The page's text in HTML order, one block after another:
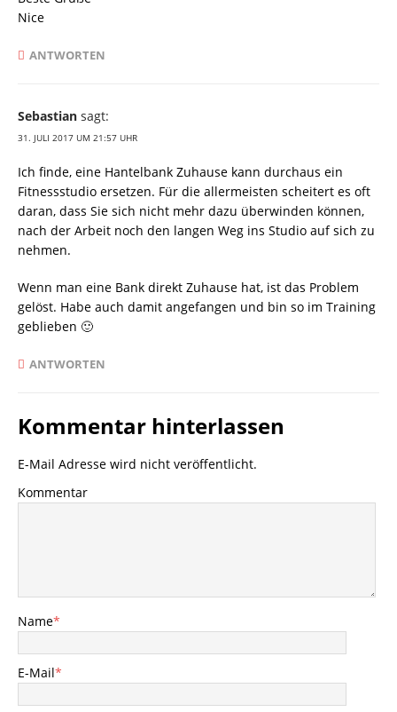
Nice
ANTWORTEN
Sebastian sagt:
31. JULI 2017 UM 21:57 UHR
Ich finde, eine Hantelbank Zuhause kann durchaus ein
Fitnessstudio ersetzen. Für die allermeisten scheitert es oft
daran, dass Sie sich nicht mehr dazu überwinden können,
nach der Arbeit noch den langen Weg ins Studio auf sich zu
nehmen.
Wenn man eine Bank direkt Zuhause hat, ist das Problem
gelöst. Habe auch damit angefangen und bin so im Training
geblieben 🙂
ANTWORTEN
Kommentar hinterlassen
E-Mail Adresse wird nicht veröffentlicht.
Kommentar
Name*
E-Mail*